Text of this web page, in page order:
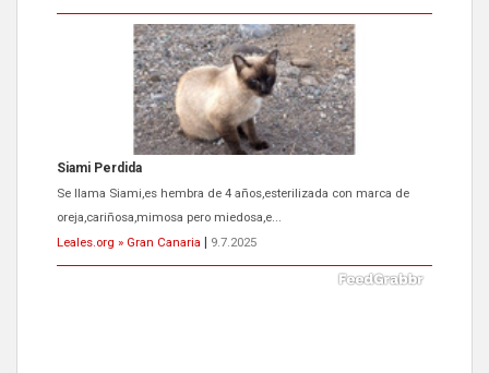
ADOPCIÓN URGENTE GATA TEROR GRAN CANARIA
El ayuntamiento se va a llevar a Los Gatos callejeros de la zona los
próximos días, ella incluida...
Leales.org » Gran Canaria
9.7.2025